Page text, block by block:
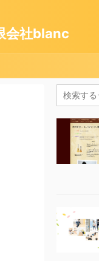
会社blanc